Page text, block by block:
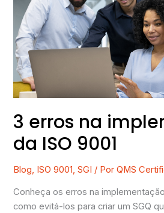
3 erros na
da ISO 9001
Blog, ISO 9001,SGI / PorQMS
Conheça os erros na
como evitá-los para criar um SGQ
implementação
da
ISO
9001